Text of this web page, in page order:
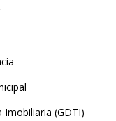
Imobiliaria (GDTI)